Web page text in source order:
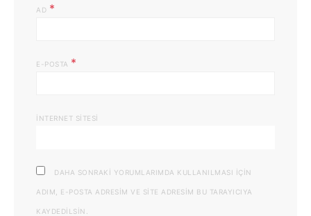
AD *
E-POSTA *
İNTERNET SITESI
DAHA SONRAKI YORUMLARIMDA KULLANILMASI IÇIN
ADIM, E-POSTA ADRESIM VE SITE ADRESIM BU TARAYICIYA
KAYDEDILSIN.